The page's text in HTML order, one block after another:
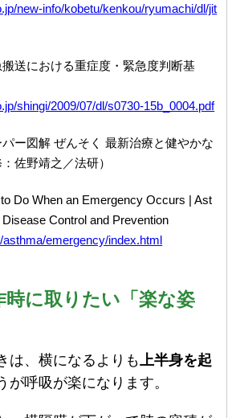
new-info/kobetu/kenkou/ryumachi/dl/jit
搬送における重症度・緊急度判断基
shingi/2009/07/dl/s0730-15b_0004.pdf
パー図解 ぜんそく 最新治療と健やかな
佐野靖之／法研）
to Do When an Emergency Occurs | Ast
Control and Prevention
emergency/index.html
時に取りたい「楽な姿
は、横になるよりも 上半身を起
が呼吸が楽になります。